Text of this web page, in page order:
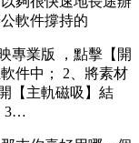
公軟件撐持的
專業版 ，點擊【開
件中； 2、將素材
開【主軌磁吸】結
3…